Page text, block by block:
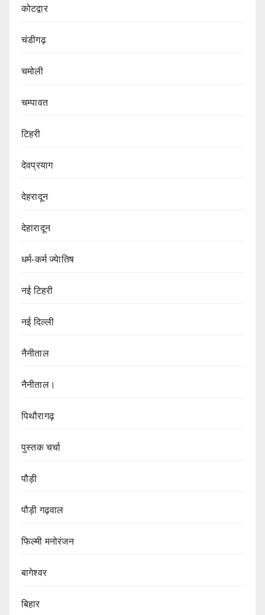
कोटद्वार
चंडीगढ़
चमोली
चम्पावत
टिहरी
देवप्रयाग
देहरादून
देहारादून
धर्म-कर्म ज्येातिष
नई टिहरी
नई दिल्ली
नैनीताल
नैनीताल।
पिथौरागढ़
पुस्तक चर्चा
पौड़ी
पौड़ी गढ़वाल
फिल्मी मनोरंजन
बागेश्वर
बिहार